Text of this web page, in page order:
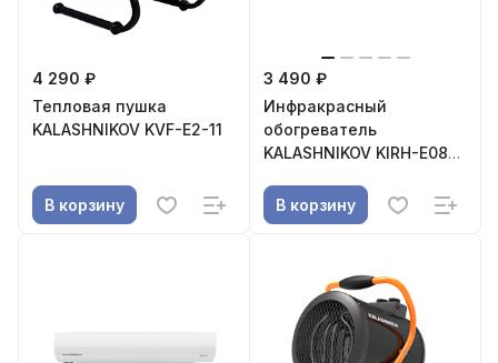
4 290 ₽
Тепловая пушка
KALASHNIKOV KVF-E2-11
В корзину
3 490 ₽
Инфракрасный
обогреватель
KALASHNIKOV KIRH-E08P-
В корзину